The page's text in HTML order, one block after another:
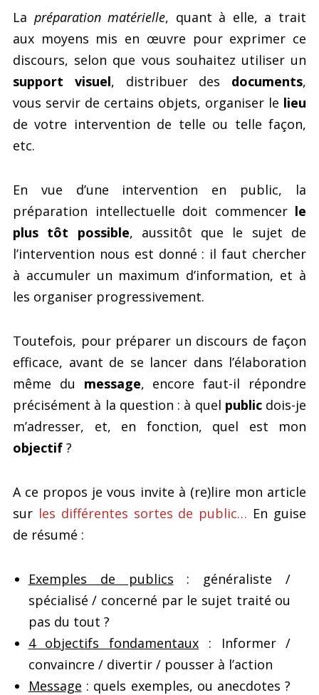
La préparation matérielle, quant à elle, a trait
aux moyens mis en œuvre pour exprimer ce
discours, selon que vous souhaitez utiliser un
support visuel, distribuer des documents,
vous servir de certains objets, organiser le lieu
de votre intervention de telle ou telle façon,
etc.
En vue d’une intervention en public, la
préparation intellectuelle doit commencer le
plus tôt possible, aussitôt que le sujet de
l’intervention nous est donné : il faut chercher
à accumuler un maximum d’information, et à
les organiser progressivement.
Toutefois, pour préparer un discours de façon
efficace, avant de se lancer dans l’élaboration
même du message, encore faut-il répondre
précisément à la question : à quel publicdois-je
m’adresser, et, en fonction, quel est mon
objectif ?
A ce propos je vous invite à (re)lire mon article
sur les différentes sortes de public… En guise
de résumé :
Exemples de publics : généraliste /
spécialisé / concerné par le sujet traité ou
pas du tout ?
4 objectifs fondamentaux : Informer /
convaincre / divertir / pousser à l’action
Message : quels exemples, ou anecdotes ?